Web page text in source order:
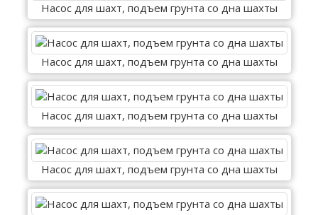
Насос для шахт, подъем грунта со дна шахты
Насос для шахт, подъем грунта со дна шахты
Насос для шахт, подъем грунта со дна шахты
Насос для шахт, подъем грунта со дна шахты